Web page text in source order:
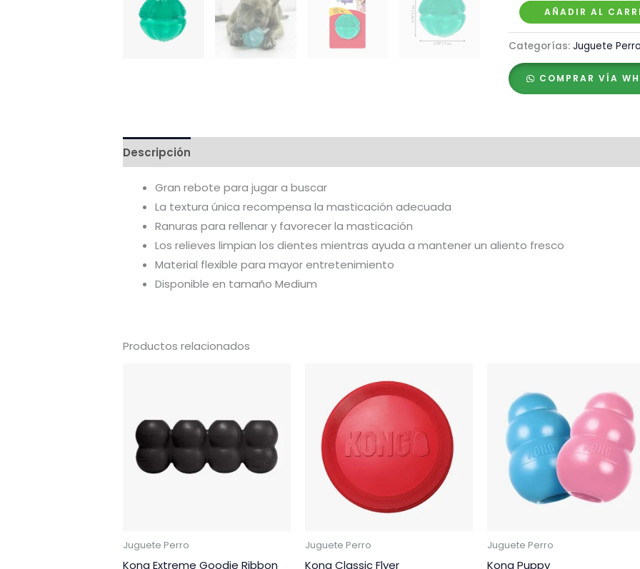
Kong
Squeezz
Dental
Ball
cantidad
AÑADIR AL
Categorías: Juguete Perro
COMPRAR VÍA
Descripción
Gran rebote para jugar a buscar
La textura única recompensa la masticación adecuada
Ranuras para rellenar y favorecer la masticación
Los relieves limpian los dientes mientras ayuda a mantener un aliento fresco
Material flexible para mayor entretenimiento
Disponible en tamaño Medium
Productos relacionados
Juguete Perro
Kong Extreme Goodie Ribbon
Juguete Perro
Kong Classic Flyer
Juguete Perro
Kong Puppy